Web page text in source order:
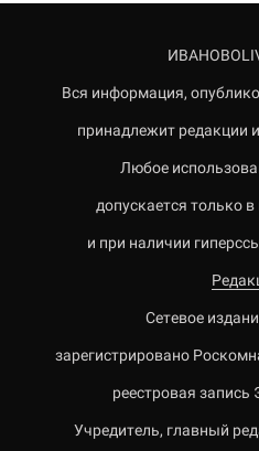
Вся информация,
принадлежит редакции
Любое
допускается только
и при наличии
Сетевое
зарегистрировано
реестровая
Учредитель, главный